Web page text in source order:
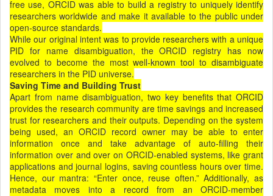
free use, ORCID was able to build a registry to uniquely identify
researchers worldwide and make it available to the public under
open-source standards.
While our original intent was to provide researchers with a unique
PID for name disambiguation, the ORCID registry has now
evolved to become the most well-known tool to disambiguate
researchers in the PID universe.
Saving Time and Building Trust
Apart from name disambiguation, two key benefits that ORCID
provides the research community are time savings and increased
trust for researchers and their outputs. Depending on the system
being used, an ORCID record owner may be able to enter
information once and take advantage of auto-filling their
information over and over on ORCID-enabled systems, like grant
applications and journal logins, saving countless hours over time.
Hence, our mantra: “Enter once, reuse often.” Additionally, as
metadata moves into a record from an ORCID-member